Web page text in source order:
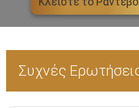
Συχνές